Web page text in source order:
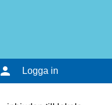
Logga in